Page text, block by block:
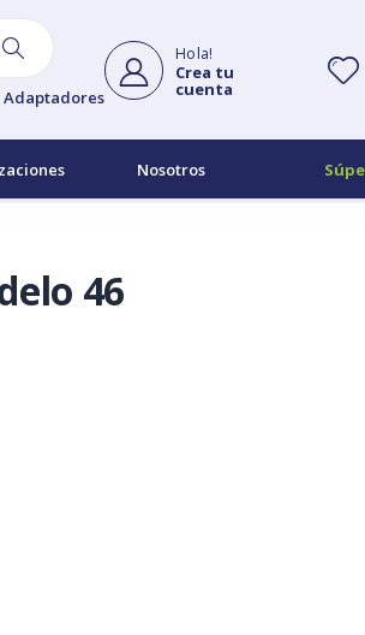
Adaptadores
Hola!
Crea tu
cuenta
Nosotros
46